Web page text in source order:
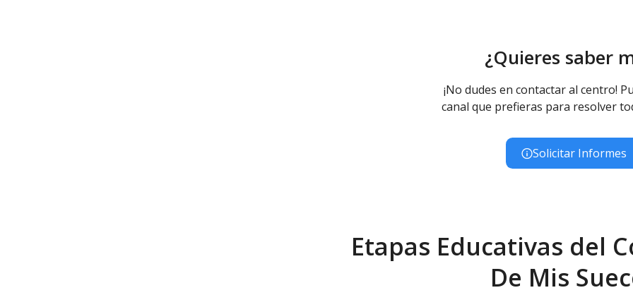
¿Quieres saber
¡No dudes en contactar al centro!
canal que prefieras para resolver
Solicitar Informes
Etapas Educativas del
De Mis